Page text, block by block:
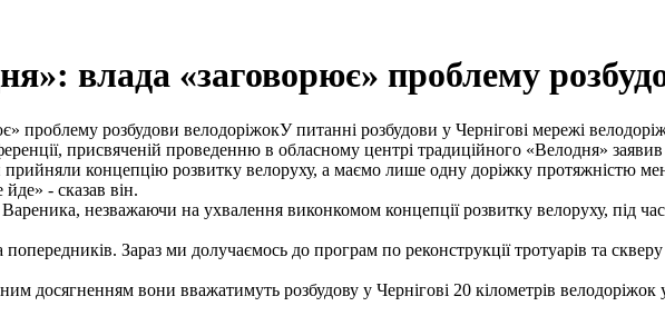
влада «заговорює» проблему
У питанні розбудови у Чернігові мережі
присвяченій проведенню в обласному центрі традиційного «Велодня»
прийняли концепцію розвитку велоруху, а маємо лише одну доріжку протяжністю
йде» - сказав він.
незважаючи на ухвалення виконкомом концепції розвитку велоруху, під
Зараз ми долучаємось до програм по реконструкції тротуарів та
досягненням вони вважатимуть розбудову у Чернігові 20 кілометрів велодоріжок